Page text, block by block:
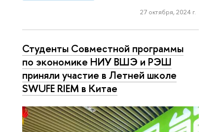
27 октября, 2024 г.
Студенты Совместной программы
по экономике НИУ ВШЭ и РЭШ
приняли участие в Летней школе
SWUFE RIEM в Китае